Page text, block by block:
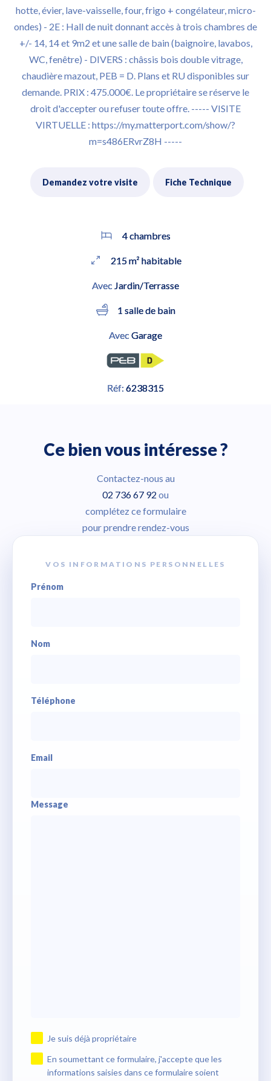
hotte, évier, lave-vaisselle, four, frigo + congélateur, micro-
ondes) - 2E : Hall de nuit donnant accès à trois chambres de
+/- 14, 14 et 9m2 et une salle de bain (baignoire, lavabos,
WC, fenêtre) - DIVERS : châssis bois double vitrage,
chaudière mazout, PEB = D. Plans et RU disponibles sur
demande. PRIX : 475.000€. Le propriétaire se réserve le
droit d'accepter ou refuser toute offre. ----- VISITE
VIRTUELLE : https://my.matterport.com/show/?
m=s486ERvrZ8H -----
Demandez votre visite Fiche Technique
4 chambres
215 m² habitable
AvecJardin/Terrasse
1 salle de bain
AvecGarage
Réf: 6238315
Ce bien vous intéresse ?
Contactez-nous au
02 736 67 92 ou
complétez ce formulaire
pour prendre rendez-vous
VOS INFORMATIONS PERSONNELLES
Prénom
Nom
Téléphone
Email
Message
Je suis déjà propriétaire
En soumettant ce formulaire, j'accepte que les
informations saisies dans ce formulaire soient